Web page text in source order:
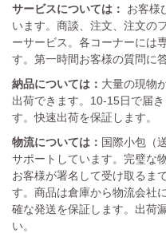
サービスについては：
お客様
います。商談、注文、注文の
ーサービス。各コーナーには
す。第一時間お客様の質問に
納品については： 大量の現物
出荷できます。10-15日で届
す。快速出荷を保証します。
物流については： 国際小包（
サポートしています。完璧な
お客様が署名して受け取るま
す。商品は倉庫から物流会社
確な発送を保証します。出荷
い。